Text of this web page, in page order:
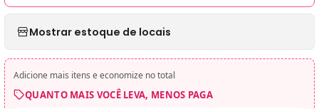
Mostrar estoque de locais
Adicione mais itens e economize no total
QUANTO MAIS VOCÊ LEVA, MENOS PAGA